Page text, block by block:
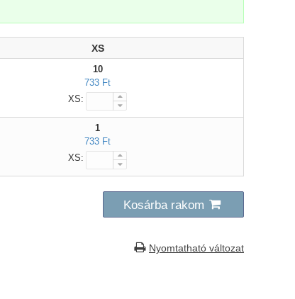
XS
10
733 Ft
XS:
1
733 Ft
XS:
Kosárba rakom
Nyomtatható változat